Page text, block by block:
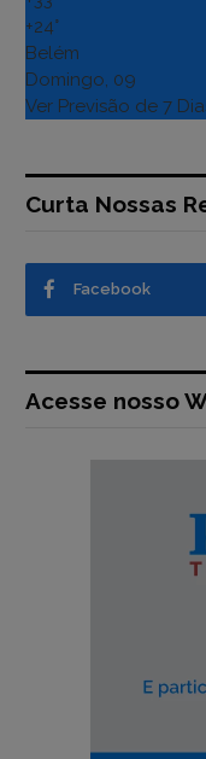
+24°
Belém
Domingo, 09
Ver Previsão de 7
Curta Nossas
Facebook
Acesse nosso